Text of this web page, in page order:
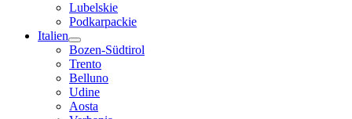
Lubelskie
Podkarpackie
Italien
Bozen-Südtirol
Trento
Belluno
Udine
Aosta